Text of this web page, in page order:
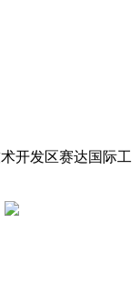
开发区赛达国际工